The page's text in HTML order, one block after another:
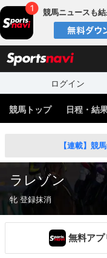
競馬ニュースも
ログイン
競馬トップ 日程・結
【連載】競
ラレゾン
牝 登録抹消
無料アプ